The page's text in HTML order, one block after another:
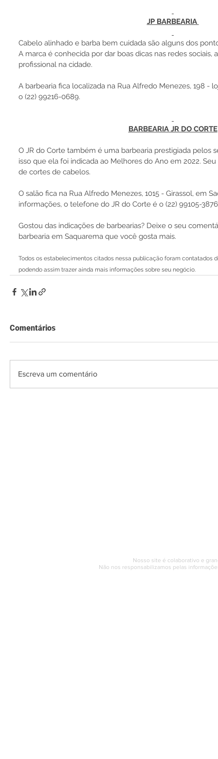
JP BARBEARIA
Cabelo alinhado e barba bem cuidada são alguns dos
A marca é conhecida por dar boas dicas nas redes
profissional na cidade.
A barbearia fica localizada na Rua Alfredo Menezes, 198 -
o (22) 99216-0689.
BARBEARIA JR DO CORTE
O JR do Corte também é uma barbearia prestigiada pelos
isso que ela foi indicada ao Melhores do Ano em 2022.
de cortes de cabelos.
O salão fica na Rua Alfredo Menezes, 1015 - Girassol, em
informações, o telefone do JR do Corte é o (22) 99105-
Gostou das indicações de barbearias? Deixe o seu
barbearia em Saquarema que você gosta mais.
Todos os estabelecimentos citados nessa publicação foram contatados
podendo assim trazer ainda mais informações sobre seu negócio.
Comentários
Escreva um comentário
Nosso site é colaborativo e
Não nos responsabilizamos pelas